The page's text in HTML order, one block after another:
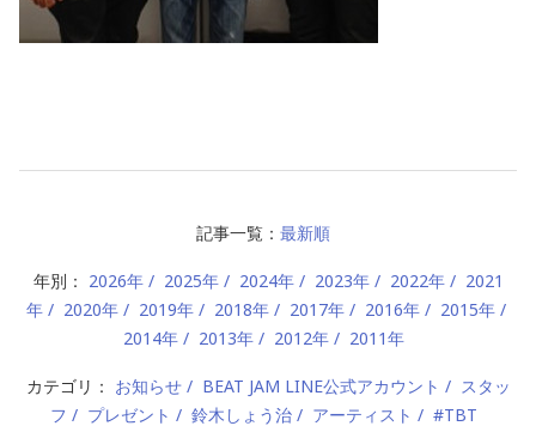
記事一覧： 最新順
年別： 2026年 2025年 2024年 2023年 2022年
2021
年
2020年 2019年 2018年 2017年 2016年
2015年
2014年
2013年 2012年 2011年
カテゴリ： お知らせ BEAT JAM LINE公式アカウント
スタッ
フ
プレゼント 鈴木しょう治 アーティスト #TBT